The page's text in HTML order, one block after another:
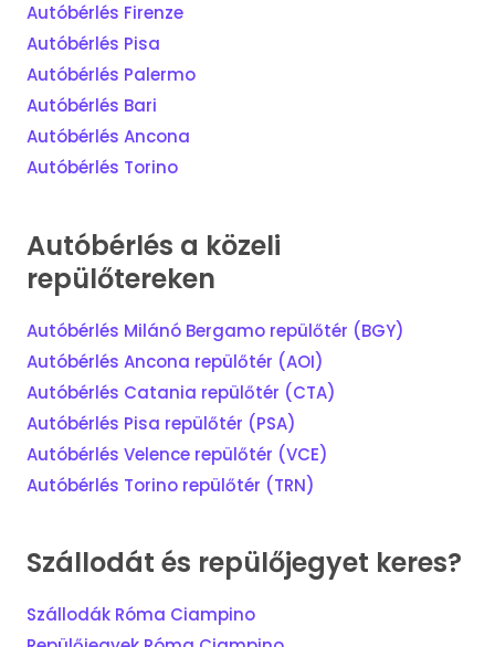
Autóbérlés Firenze
Autóbérlés Pisa
Autóbérlés Palermo
Autóbérlés Bari
Autóbérlés Ancona
Autóbérlés Torino
Autóbérlés a közeli
repülőtereken
Autóbérlés Milánó Bergamo repülőtér (BGY)
Autóbérlés Ancona repülőtér (AOI)
Autóbérlés Catania repülőtér (CTA)
Autóbérlés Pisa repülőtér (PSA)
Autóbérlés Velence repülőtér (VCE)
Autóbérlés Torino repülőtér (TRN)
Szállodát és repülőjegyet keres?
Szállodák Róma Ciampino